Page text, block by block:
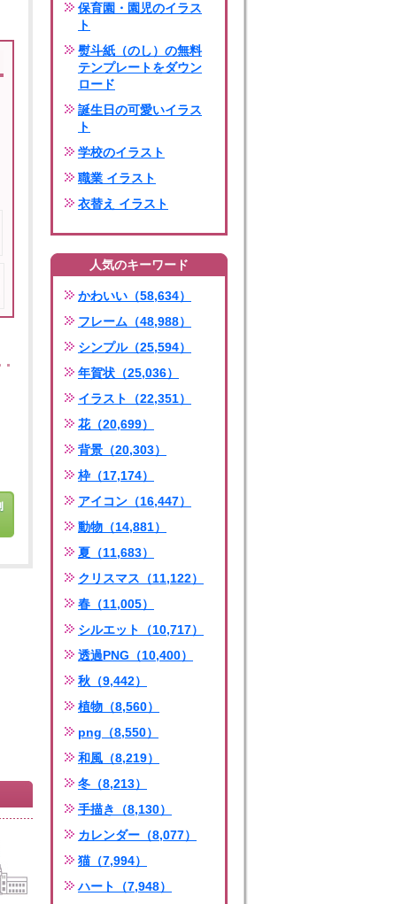
保育園・園児のイラス
ト
熨斗紙（のし）の無料
テンプレートをダウン
ロード
誕生日の可愛いイラス
ト
学校のイラスト
職業 イラスト
衣替え イラスト
人気のキーワード
かわいい（58,634）
フレーム（48,988）
シンプル（25,594）
年賀状（25,036）
イラスト（22,351）
花（20,699）
背景（20,303）
枠（17,174）
アイコン（16,447）
動物（14,881）
夏（11,683）
クリスマス（11,122）
春（11,005）
シルエット（10,717）
透過PNG（10,400）
秋（9,442）
植物（8,560）
png（8,550）
和風（8,219）
冬（8,213）
手描き（8,130）
カレンダー（8,077）
猫（7,994）
ハート（7,948）